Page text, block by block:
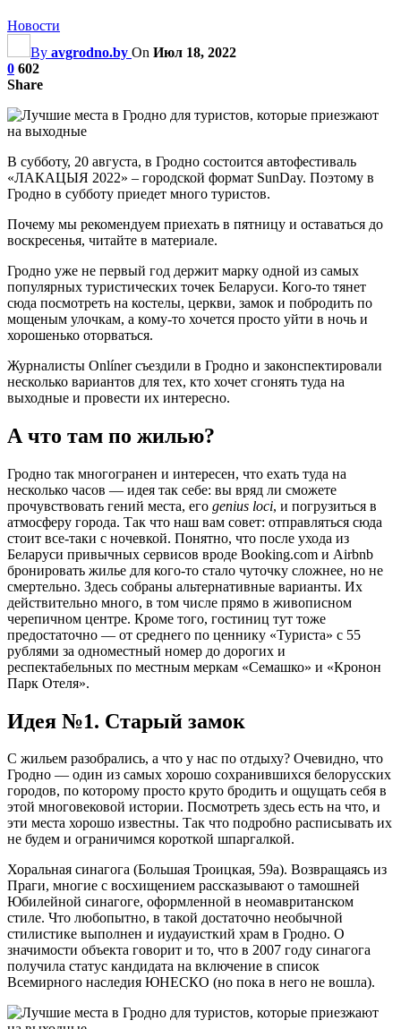
Новости
By avgrodno.by On Июл 18, 2022
0 602
Share
В субботу, 20 августа, в Гродно состоится автофестиваль
«ЛАКАЦЫЯ 2022» – городской формат SunDay. Поэтому в
Гродно в субботу приедет много туристов.
Почему мы рекомендуем приехать в пятницу и оставаться до
воскресенья, читайте в материале.
Гродно уже не первый год держит марку одной из самых
популярных туристических точек Беларуси. Кого-то тянет
сюда посмотреть на костелы, церкви, замок и побродить по
мощеным улочкам, а кому-то хочется просто уйти в ночь и
хорошенько оторваться.
Журналисты Onlíner съездили в Гродно и законспектировали
несколько вариантов для тех, кто хочет сгонять туда на
выходные и провести их интересно.
А что там по жилью?
Гродно так многогранен и интересен, что ехать туда на
несколько часов — идея так себе: вы вряд ли сможете
прочувствовать гений места, его genius loci, и погрузиться в
атмосферу города. Так что наш вам совет: отправляться сюда
стоит все-таки с ночевкой. Понятно, что после ухода из
Беларуси привычных сервисов вроде Booking.com и Airbnb
бронировать жилье для кого-то стало чуточку сложнее, но не
смертельно. Здесь собраны альтернативные варианты. Их
действительно много, в том числе прямо в живописном
черепичном центре. Кроме того, гостиниц тут тоже
предостаточно — от среднего по ценнику «Туриста» с 55
рублями за одноместный номер до дорогих и
респектабельных по местным меркам «Семашко» и «Кронон
Парк Отеля».
Идея №1. Старый замок
С жильем разобрались, а что у нас по отдыху? Очевидно, что
Гродно — один из самых хорошо сохранившихся белорусских
городов, по которому просто круто бродить и ощущать себя в
этой многовековой истории. Посмотреть здесь есть на что, и
эти места хорошо известны. Так что подробно расписывать их
не будем и ограничимся короткой шпаргалкой.
Хоральная синагога (Большая Троицкая, 59а). Возвращаясь из
Праги, многие с восхищением рассказывают о тамошней
Юбилейной синагоге, оформленной в неомавританском
стиле. Что любопытно, в такой достаточно необычной
стилистике выполнен и иудауисткий храм в Гродно. О
значимости объекта говорит и то, что в 2007 году синагога
получила статус кандидата на включение в список
Всемирного наследия ЮНЕСКО (но пока в него не вошла).